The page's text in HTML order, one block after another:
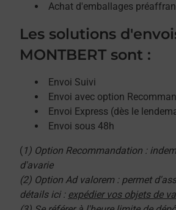
Achat d'emballages
Les solutions
MONTBERT sont :
Envoi Suivi
Envoi avec option
Envoi Express (dès le
Envoi sous 48h
( 1) Option Recommandation :
d'avarie
(2) Option Ad valorem : permet
détails ici : expédier vos objets de